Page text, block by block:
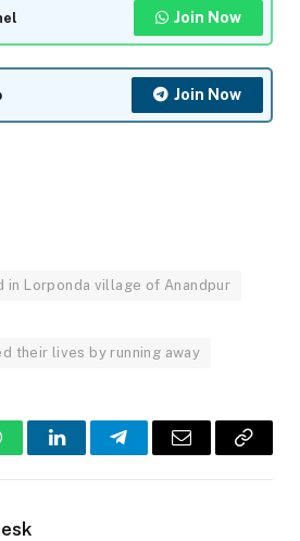
Join Now
Join Now
in Lorponda village of Anandpur
their lives by running away
LinkedInTelegramEmail
Copy